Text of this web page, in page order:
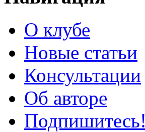
О клубе
Новые статьи
Консультации
Об авторе
Подпишитесь!